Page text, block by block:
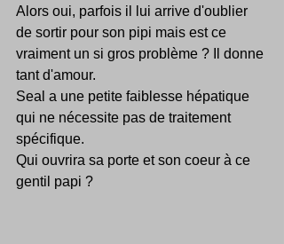
Alors oui, parfois il lui arrive d'oublier
de sortir pour son pipi mais est ce
vraiment un si gros problème ? Il donne
tant d'amour.
Seal a une petite faiblesse hépatique
qui ne nécessite pas de traitement
spécifique.
Qui ouvrira sa porte et son coeur à ce
gentil papi ?